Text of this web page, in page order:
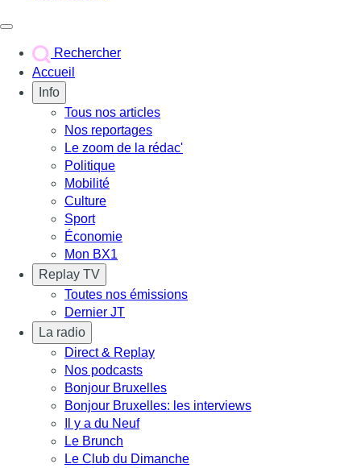
Rechercher
Accueil
Info
Tous nos articles
Nos reportages
Le zoom de la rédac'
Politique
Mobilité
Culture
Sport
Économie
Mon BX1
Replay TV
Toutes nos émissions
Dernier JT
La radio
Direct & Replay
Nos podcasts
Bonjour Bruxelles
Bonjour Bruxelles: les interviews
Il y a du Neuf
Le Brunch
Le Club du Dimanche